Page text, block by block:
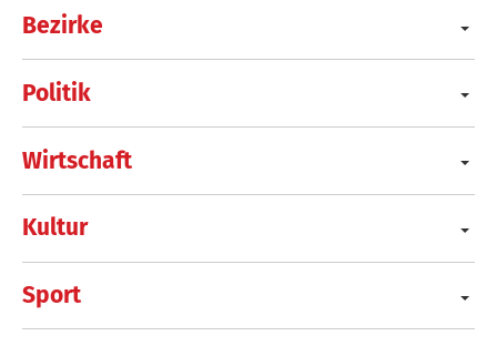
Bezirke
Politik
Wirtschaft
Kultur
Sport